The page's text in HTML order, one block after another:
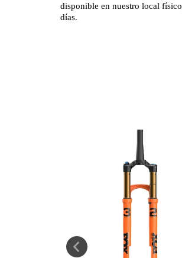
disponible en nuestro local
días.